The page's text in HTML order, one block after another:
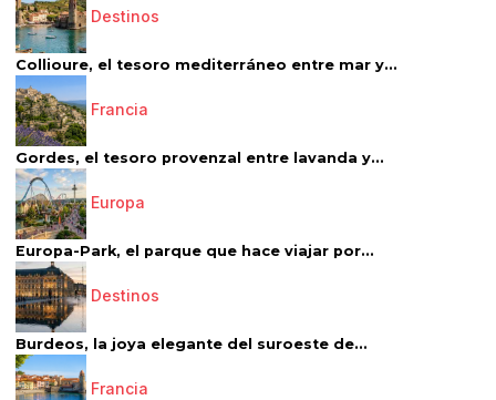
Destinos
Collioure, el tesoro mediterráneo entre mar y...
Francia
Gordes, el tesoro provenzal entre lavanda y...
Europa
Europa-Park, el parque que hace viajar por...
Destinos
Burdeos, la joya elegante del suroeste de...
Francia